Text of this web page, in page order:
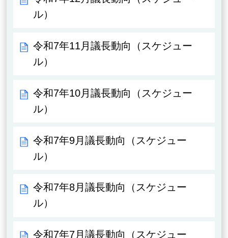
ル）
令和7年11月議長動向（スケジュー
ル）
令和7年10月議長動向（スケジュー
ル）
令和7年9月議長動向（スケジュー
ル）
令和7年8月議長動向（スケジュー
ル）
令和7年7月議長動向（スケジュー